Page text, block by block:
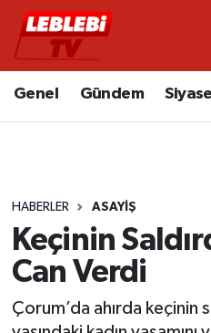
Genel Gündem
HABERLER ASAYIŞ
Keçinin
Can Verdi
Çorum’da ahırda keçinin
Hava Durumu
Süper Lig Puan
Tüm Manşetler
Son Dakika Haberleri